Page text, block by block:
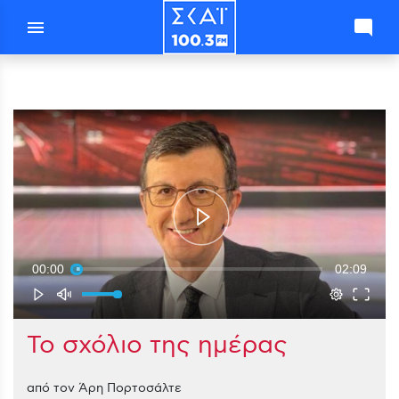
menu mode_comment
00:00 02:09
Το σχόλιο της ημέρας
από τον Άρη Πορτοσάλτε